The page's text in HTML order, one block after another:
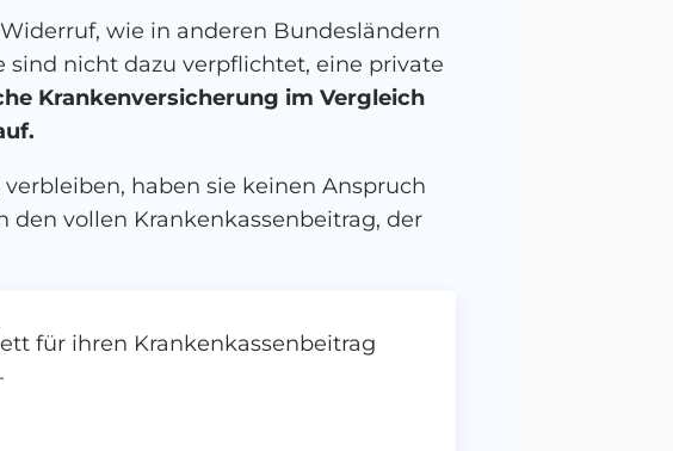
wie in anderen Bundesländern
sind nicht dazu verpflichtet, eine private
Krankenversicherung im Vergleich
haben sie keinen Anspruch
vollen Krankenkassenbeitrag, der
für ihren Krankenkassenbeitrag